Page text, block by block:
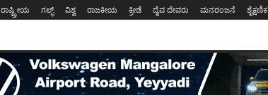
ರಾಷ್ಟ್ರೀಯ ಗಲ್ಫ್ ವಿಶ್ವ ರಾಜಕೀಯ ಕ್ರೀಡೆ ದೈವ ದೇವರು ಮನರಂಜನೆ ಶೈಕ್ಷಣಿಕ